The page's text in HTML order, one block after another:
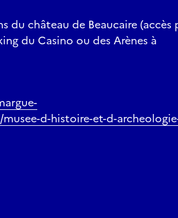
du château de Beaucaire (accès
du Casino ou des Arènes à
d-histoire-et-d-